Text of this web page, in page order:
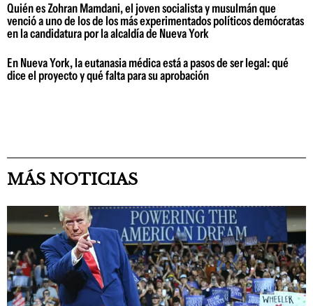
Quién es Zohran Mamdani, el joven socialista y musulmán que
venció a uno de los de los más experimentados políticos demócratas
en la candidatura por la alcaldía de Nueva York
En Nueva York, la eutanasia médica está a pasos de ser legal: qué
dice el proyecto y qué falta para su aprobación
MÁS NOTICIAS